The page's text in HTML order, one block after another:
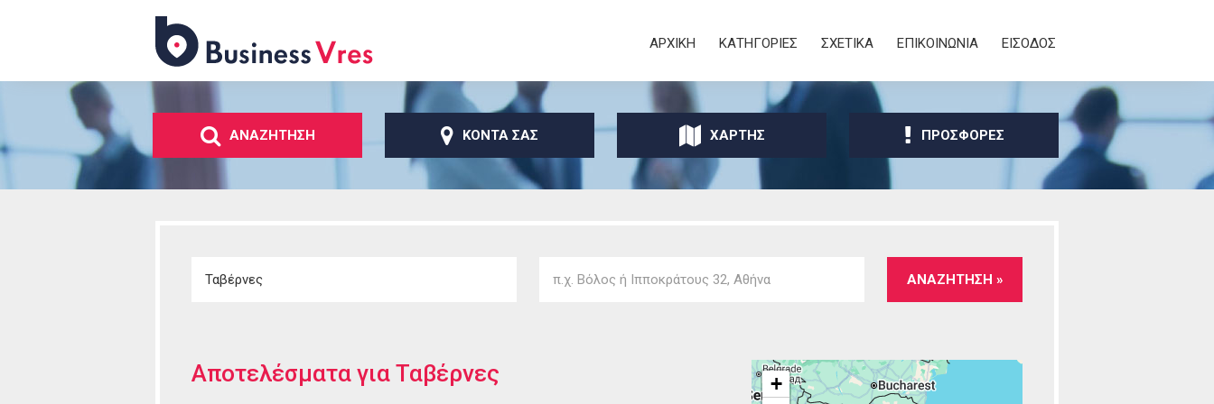
κυρίως περιεχόμενο
Business
Vres
Secondary
ΑΡΧΙΚΗ ΚΑΤΗΓΟΡΙΕΣ ΣΧΕΤΙΚΑ ΕΠΙΚΟΙΝΩΝΙΑ ΕΙΣΟΔΟΣ
ΑΝΑΖΗΤΗΣΗ ΚΟΝΤΑ ΣΑΣ ΧΑΡΤΗΣ ΠΡΟΣΦΟΡΕΣ
Αποτελέσματα για Ταβέρνες
+